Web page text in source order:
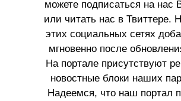
можете подписаться на нас
или читать нас в Твиттере.
этих социальных сетях
мгновенно после
На портале присутствуют
новостные блоки наших
Надеемся, что наш портал